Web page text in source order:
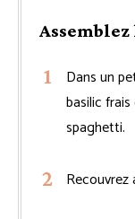
Dans un
basilic
spaghetti.